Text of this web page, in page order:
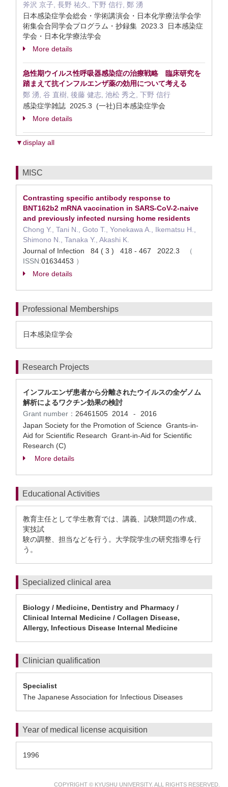
斧沢 京子, 長野 祐久, 下野 信行, 鄭 湧
日本感染症学会総会・学術講演会・日本化学療法学会学
術集会合同学会プログラム・抄録集 2023.3 日本感染症
学会・日本化学療法学会
More details
急性期ウイルス性呼吸器感染症の治療戦略 臨床研究を
踏まえて抗インフルエンザ薬の効用について考える
鄭 湧, 谷 直樹, 後藤 健志, 池松 秀之, 下野 信行
感染症学雑誌 2025.3 (一社)日本感染症学会
More details
▼display all
MISC
Contrasting specific antibody response to
BNT162b2 mRNA vaccination in SARS-CoV-2-naive
and previously infected nursing home residents
Chong Y., Tani N., Goto T., Yonekawa A., Ikematsu H.,
Shimono N., Tanaka Y., Akashi K.
Journal of Infection 84 ( 3 ) 418 - 467 2022.3
（
ISSN:01634453 ）
More details
Professional Memberships
日本感染症学会
Research Projects
インフルエンザ患者から分離されたウイルスの全ゲノム
解析によるワクチン効果の検討
Grant number： 26461505 2014 -
2016
Japan Society for the Promotion of Science Grants-in-
Aid for Scientific Research Grant-in-Aid for Scientific
Research (C)
More details
Educational Activities
教育主任として学生教育では、講義、試験問題の作成、
実技試
験の調整、担当などを行う。大学院学生の研究指導を行
う。
Specialized clinical area
Biology / Medicine, Dentistry and Pharmacy /
Clinical Internal Medicine / Collagen Disease,
Allergy, Infectious Disease Internal Medicine
Clinician qualification
Specialist
The Japanese Association for Infectious Diseases
Year of medical license acquisition
1996
COPYRIGHT © KYUSHU UNIVERSITY. ALL RIGHTS RESERVED.